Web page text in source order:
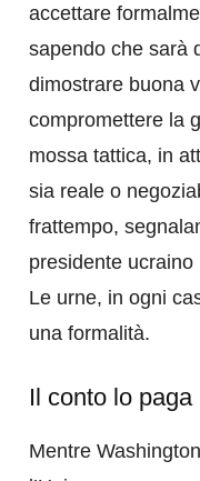
accettare
sapendo che sarà
dimostrare buona
compromettere la
mossa tattica, in
sia reale o
frattempo,
presidente
Le urne, in ogni
una formalità.
Il conto lo
Mentre